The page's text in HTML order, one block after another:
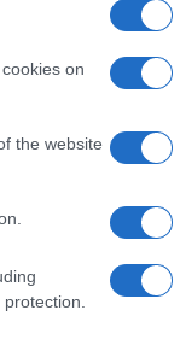
on
the website
S3:
jön a KitKat